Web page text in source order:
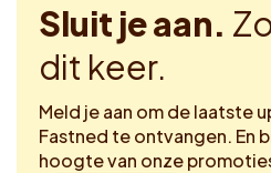
Sluit je aan.
dit keer.
Meld je aan om de laatste
Fastned te ontvangen. En
hoogte van onze